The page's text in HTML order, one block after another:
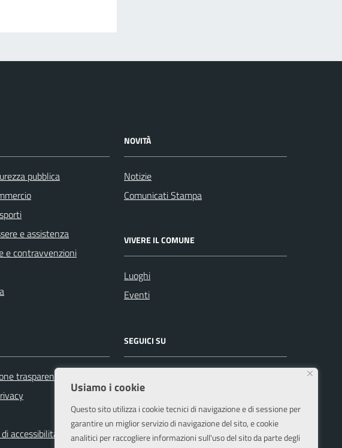
Usiamo i cookie
Questo sito utilizza i cookie tecnici di navigazione e di sessione per
garantire un miglior servizio di navigazione del sito, e cookie
analitici per raccogliere informazioni sull'uso del sito da parte degli
pubblica
e assistenza
e contravvenzioni
NOVITÀ
Notizie
Comunicati Stampa
VIVERE IL COMUNE
Luoghi
Eventi
trasparente
accessibilità
SEGUICI SU